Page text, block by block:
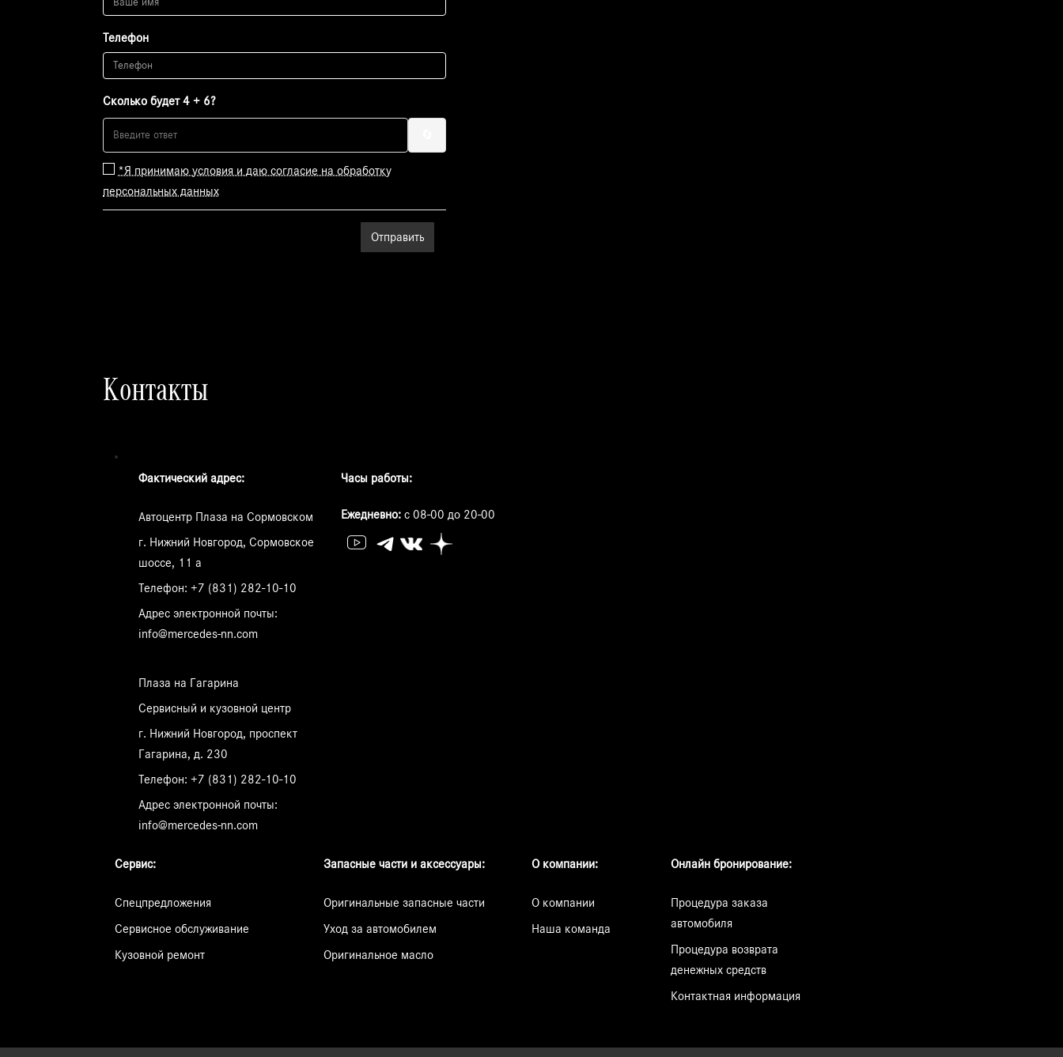
Телефон
Сколько будет 4 + 6?
*Я принимаю условия и даю согласие на обработку
персональных данных
Отправить
Контакты
Фактический адрес:
Автоцентр Плаза на Сормовском
г. Нижний Новгород, Сормовское
шоссе, 11 а
Телефон:+7 (831) 282-10-10
Адрес электронной почты:
info@mercedes-nn.com
Часы работы:
Ежедневно: с 08-00 до 20-00
Плаза на Гагарина
Сервисный и кузовной центр
г. Нижний Новгород, проспект
Гагарина, д. 230
Телефон:+7 (831) 282-10-10
Адрес электронной почты:
info@mercedes-nn.com
Сервис:
Спецпредложения
Сервисное обслуживание
Кузовной ремонт
Запасные части и аксессуары:
Оригинальные запасные части
Уход за автомобилем
Оригинальное масло
О компании:
О компании
Наша команда
Онлайн бронирование:
Процедура заказа
автомобиля
Процедура возврата
денежных средств
Контактная информация